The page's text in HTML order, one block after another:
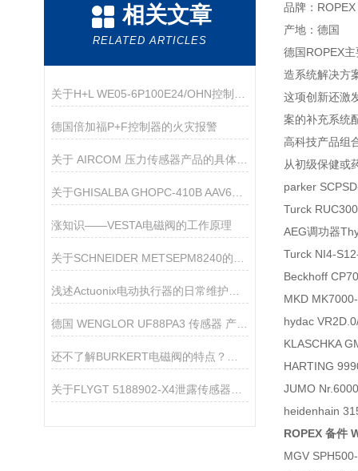
相关文章
RELATED ARTICLES
德国倍加福P+F控制器的火灾报警
涨知识——VESTA电磁阀的工作原理
德国 WENGLOR UF88PA3 传感器 产品资料
品牌：ROPEX
产地：德国
德国ROPEX
造系统解决方
这项创新还激
案的补充系统
高科技产品组
从初级保健或
parker
Turck
AEG调功器
Turck NI4-
Beckhoff
MKD
hydac
KLASCHKA
HARTING
JUMO
heidenhain
ROPEX 备件
MGV